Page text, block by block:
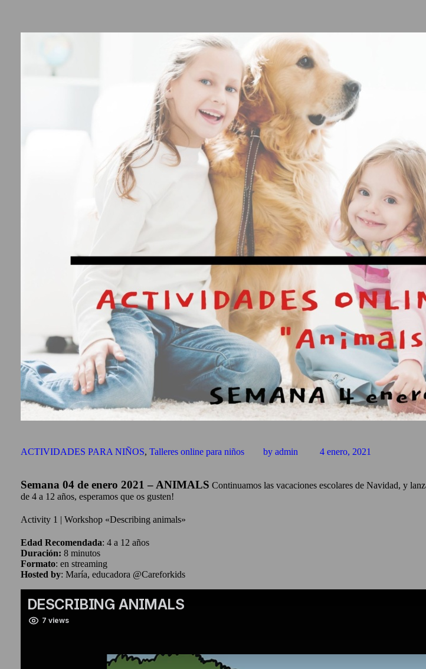
ACTIVIDADES PARA NIÑOS, Talleres online para niños by admin 4 enero, 2021
Semana 04 de enero 2021 – ANIMALS Continuamos las vacaciones escolares de Navidad, y
de 4 a 12 años, esperamos que os gusten!
Activity 1 | Workshop «Describing animals»
Edad Recomendada: 4 a 12 años
Duración: 8 minutos
Formato: en streaming
Hosted by: María, educadora @Careforkids